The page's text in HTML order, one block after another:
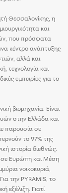
Θεσσαλονίκης, η
και
που πρόσφατα
κέντρο ανάπτυξης
αλλά και
τεχνολογία και
εμπειρίες για το
βιομηχανία. Είναι
στην Ελλάδα και
παρουσία σε
το 97% της
ιστορία διεθνώς.
σε Ευρώπη και Μέση
νοικοκυριά,
την PYRAMIS, το
εξέλιξη. Γιατί